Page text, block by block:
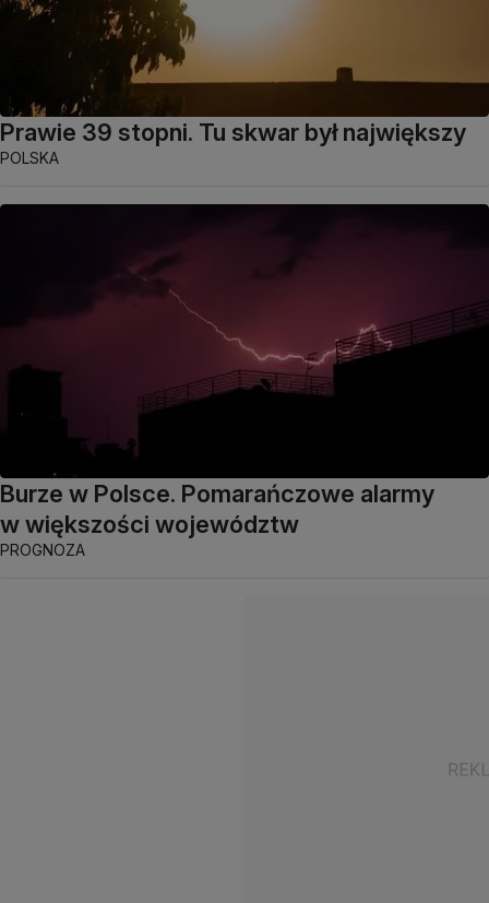
Prawie 39 stopni. Tu skwar był największy
POLSKA
Burze w Polsce. Pomarańczowe alarmy
w większości województw
PROGNOZA